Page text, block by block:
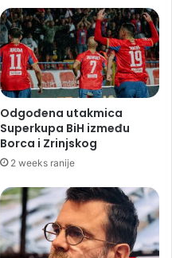
Odgođena utakmica
Superkupa BiH između
Borca i Zrinjskog
2 weeks ranije